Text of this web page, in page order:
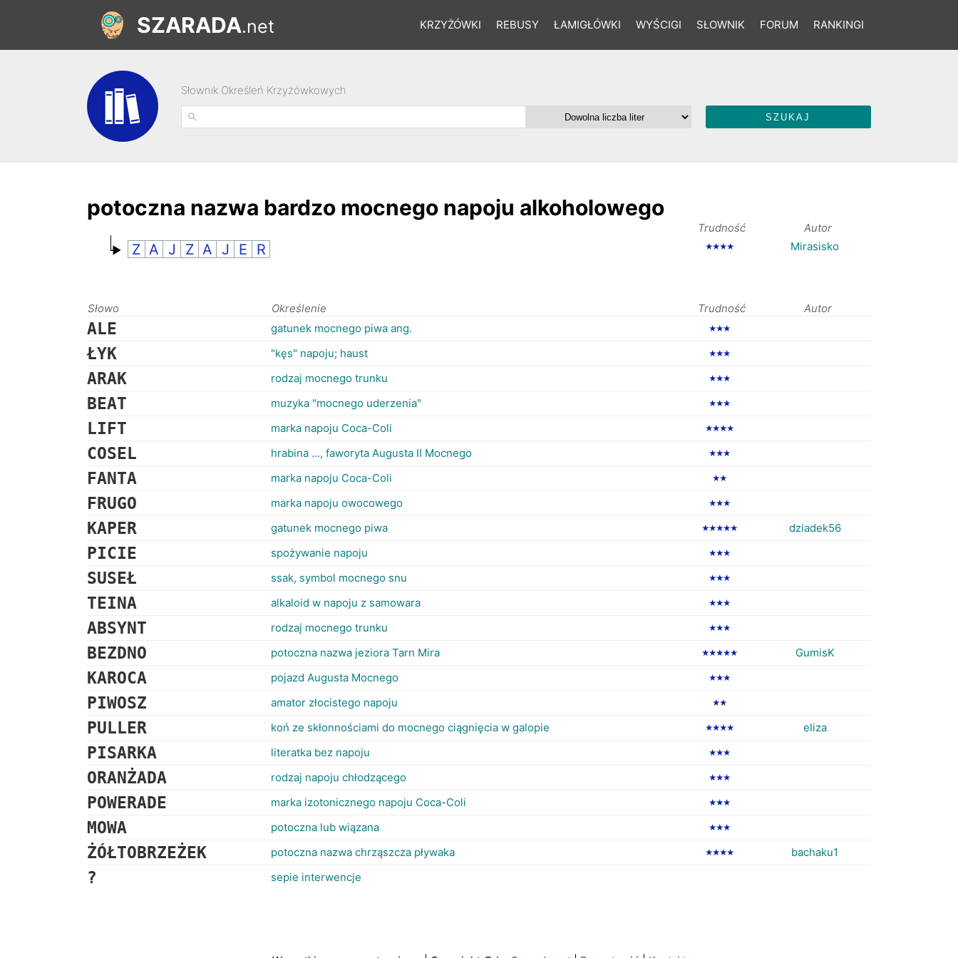
KRZYŻÓWKI REBUSY ŁAMIGŁÓWKI WYŚCIGI SŁOWNIK FORUM RANKINGI
SZARADA.net
Słownik Określeń Krzyżówkowych
potoczna nazwa bardzo mocnego napoju alkoholowego
Trudność Autor
Z A J Z A J E R ★★★★ Mirasisko
Słowo Określenie Trudność Autor
ALE gatunek mocnego piwa ang. ★★★
ŁYK "kęs" napoju; haust ★★★
ARAK rodzaj mocnego trunku ★★★
BEAT muzyka "mocnego uderzenia" ★★★
LIFT marka napoju Coca-Coli ★★★★
COSEL hrabina ..., faworyta Augusta II Mocnego ★★★
FANTA marka napoju Coca-Coli ★★
FRUGO marka napoju owocowego ★★★
KAPER gatunek mocnego piwa ★★★★★ dziadek56
PICIE spożywanie napoju ★★★
SUSEŁ ssak, symbol mocnego snu ★★★
TEINA alkaloid w napoju z samowara ★★★
ABSYNT rodzaj mocnego trunku ★★★
BEZDNO potoczna nazwa jeziora Tarn Mira ★★★★★ GumisK
KAROCA pojazd Augusta Mocnego ★★★
PIWOSZ amator złocistego napoju ★★
PULLER koń ze skłonnościami do mocnego ciągnięcia w galopie ★★★★ eliza
PISARKA literatka bez napoju ★★★
ORANŻADA rodzaj napoju chłodzącego ★★★
POWERADE marka izotonicznego napoju Coca-Coli ★★★
MOWA potoczna lub wiązana ★★★
ŻÓŁTOBRZEŻEK potoczna nazwa chrząszcza pływaka ★★★★ bachaku1
? sepie interwencje